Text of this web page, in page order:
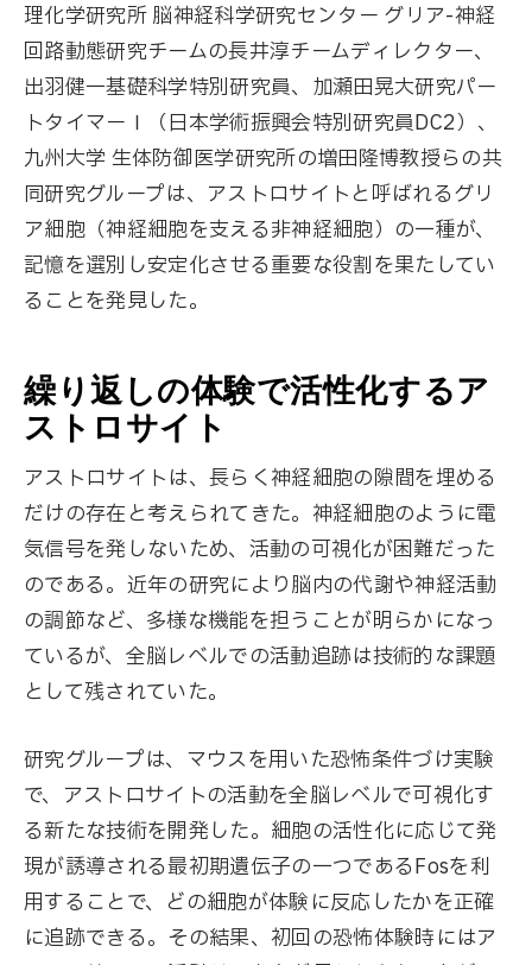
理化学研究所 脳神経科学研究センター グリア-神経
回路動態研究チームの長井淳チームディレクター、
出羽健一基礎科学特別研究員、加瀬田晃大研究パー
トタイマーⅠ（日本学術振興会特別研究員DC2）、
九州大学 生体防御医学研究所の増田隆博教授らの共
同研究グループは、アストロサイトと呼ばれるグリ
ア細胞（神経細胞を支える非神経細胞）の一種が、
記憶を選別し安定化させる重要な役割を果たしてい
ることを発見した。
繰り返しの体験で活性化するア
ストロサイト
アストロサイトは、長らく神経細胞の隙間を埋める
だけの存在と考えられてきた。神経細胞のように電
気信号を発しないため、活動の可視化が困難だった
のである。近年の研究により脳内の代謝や神経活動
の調節など、多様な機能を担うことが明らかになっ
ているが、全脳レベルでの活動追跡は技術的な課題
として残されていた。
研究グループは、マウスを用いた恐怖条件づけ実験
で、アストロサイトの活動を全脳レベルで可視化す
る新たな技術を開発した。細胞の活性化に応じて発
現が誘導される最初期遺伝子の一つであるFosを利
用することで、どの細胞が体験に反応したかを正確
に追跡できる。その結果、初回の恐怖体験時にはア